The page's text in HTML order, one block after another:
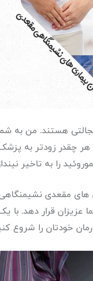
هستند. من به
هر چقدر زودتر به
را به تاخیر
های مقعدی
عزیزان قرار دهد.
خودتان را شروع